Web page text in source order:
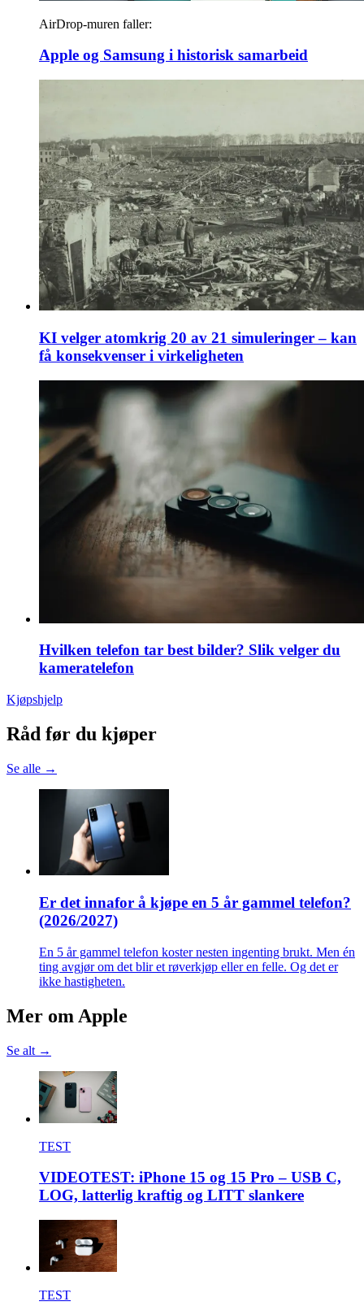
AirDrop-muren faller:
Apple og Samsung i historisk samarbeid
KI velger atomkrig 20 av 21 simuleringer – kan
få konsekvenser i virkeligheten
Hvilken telefon tar best bilder? Slik velger du
kameratelefon
Kjøpshjelp
Råd før du kjøper
Se alle →
Er det innafor å kjøpe en 5 år gammel telefon?
(2026/2027)
En 5 år gammel telefon koster nesten ingenting brukt. Men én
ting avgjør om det blir et røverkjøp eller en felle. Og det er
ikke hastigheten.
Mer om Apple
Se alt →
TEST
VIDEOTEST: iPhone 15 og 15 Pro – USB C,
LOG, latterlig kraftig og LITT slankere
TEST